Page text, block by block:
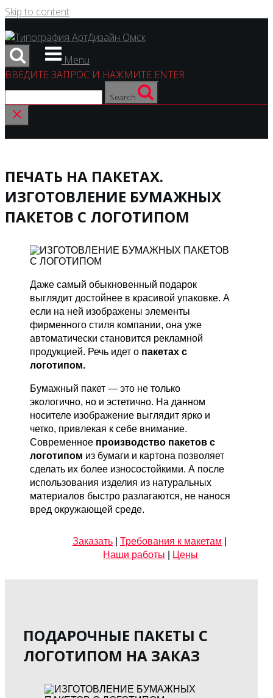
Skip to content
Menu
ВВЕДИТЕ ЗАПРОС И НАЖМИТЕ ENTER
Search
ПЕЧАТЬ НА ПАКЕТАХ.
ИЗГОТОВЛЕНИЕ БУМАЖНЫХ
ПАКЕТОВ С ЛОГОТИПОМ
Даже самый обыкновенный подарок
выглядит достойнее в красивой упаковке. А
если на ней изображены элементы
фирменного стиля компании, она уже
автоматически становится рекламной
продукцией. Речь идет о пакетах с
логотипом.
Бумажный пакет — это не только
экологично, но и эстетично. На данном
носителе изображение выглядит ярко и
четко, привлекая к себе внимание.
Современное производство пакетов с
логотипом из бумаги и картона позволяет
сделать их более износостойкими. А после
использования изделия из натуральных
материалов быстро разлагаются, не нанося
вред окружающей среде.
Заказать| Требования к макетам
Наши работы
Цены
ПОДАРОЧНЫЕ ПАКЕТЫ С
ЛОГОТИПОМ НА ЗАКАЗ